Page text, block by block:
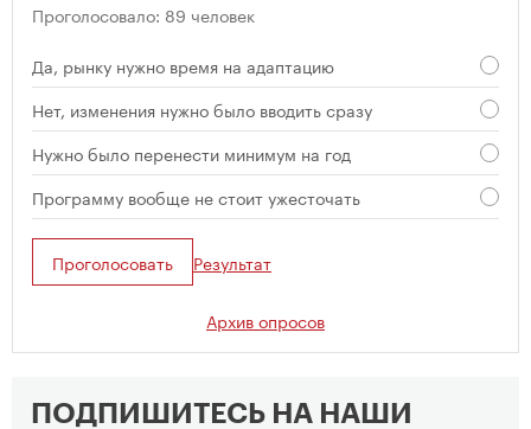
Проголосовало: 89 человек
Да, рынку нужно время на адаптацию
Нет, изменения нужно было вводить сразу
Нужно было перенести минимум на год
Программу вообще не стоит ужесточать
Проголосовать Результат
Архив опросов
ПОДПИШИТЕСЬ НА НАШИ